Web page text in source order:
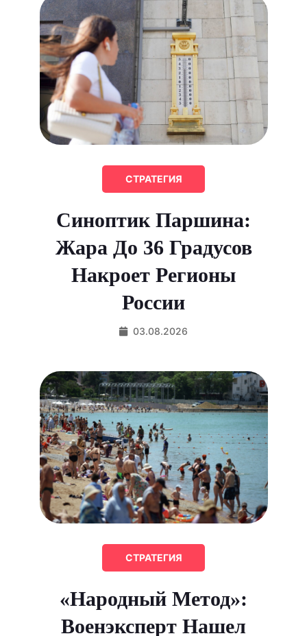
СТРАТЕГИЯ
Синоптик Паршина:
Жара До 36 Градусов
Накроет Регионы
России
03.08.2026
СТРАТЕГИЯ
«Народный Метод»:
Военэксперт Нашел